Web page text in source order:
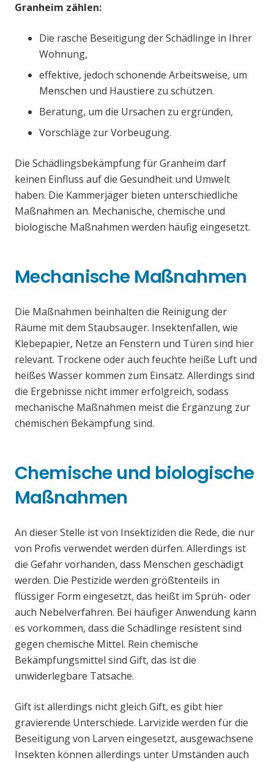
Granheim zählen:
Die rasche Beseitigung der Schädlinge in Ihrer
Wohnung,
effektive, jedoch schonende Arbeitsweise, um
Menschen und Haustiere zu schützen.
Beratung, um die Ursachen zu ergründen,
Vorschläge zur Vorbeugung.
Die Schädlingsbekämpfung für Granheim darf
keinen Einfluss auf die Gesundheit und Umwelt
haben. Die Kammerjäger bieten unterschiedliche
Maßnahmen an. Mechanische, chemische und
biologische Maßnahmen werden häufig eingesetzt.
Mechanische Maßnahmen
Die Maßnahmen beinhalten die Reinigung der
Räume mit dem Staubsauger. Insektenfallen, wie
Klebepapier, Netze an Fenstern und Türen sind hier
relevant. Trockene oder auch feuchte heiße Luft und
heißes Wasser kommen zum Einsatz. Allerdings sind
die Ergebnisse nicht immer erfolgreich, sodass
mechanische Maßnahmen meist die Ergänzung zur
chemischen Bekämpfung sind.
Chemische und biologische
Maßnahmen
An dieser Stelle ist von Insektiziden die Rede, die nur
von Profis verwendet werden dürfen. Allerdings ist
die Gefahr vorhanden, dass Menschen geschädigt
werden. Die Pestizide werden größtenteils in
flüssiger Form eingesetzt, das heißt im Sprüh- oder
auch Nebelverfahren. Bei häufiger Anwendung kann
es vorkommen, dass die Schädlinge resistent sind
gegen chemische Mittel. Rein chemische
Bekämpfungsmittel sind Gift, das ist die
unwiderlegbare Tatsache.
Gift ist allerdings nicht gleich Gift, es gibt hier
gravierende Unterschiede. Larvizide werden für die
Beseitigung von Larven eingesetzt, ausgewachsene
Insekten können allerdings unter Umständen auch